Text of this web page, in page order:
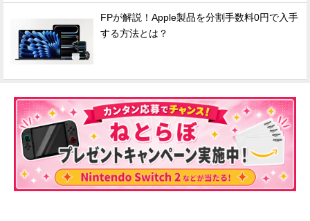
FPが解説！Apple製品を分割手数料0円で入手
する方法とは？